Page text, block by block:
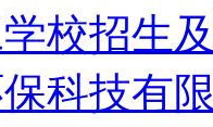
校招生
科技有